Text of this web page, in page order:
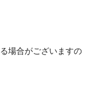
場合がございますの